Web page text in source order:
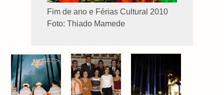
Fim de ano e Férias Cultural 2010
Foto: Thiado Mamede